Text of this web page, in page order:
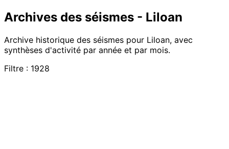
Archives des séismes - Liloan
Archive historique des séismes pour Liloan, avec
synthèses d'activité par année et par mois.
Filtre : 1928